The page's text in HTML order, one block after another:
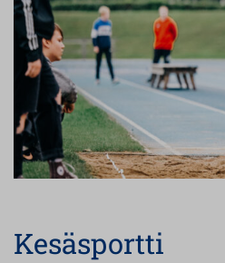
Kesäsportti